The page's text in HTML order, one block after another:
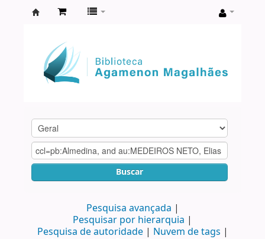
Agamenon
Magalhães
Buscar
Pesquisa avançada
Pesquisar por hierarquia
Pesquisa de autoridade
Nuvem de tags